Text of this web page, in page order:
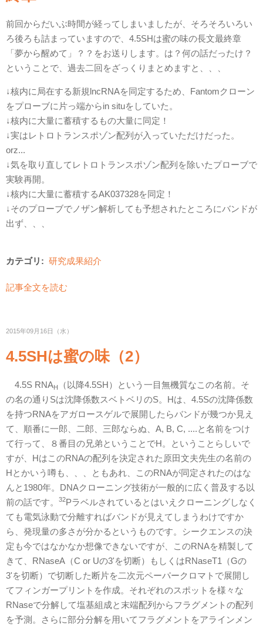
前回からだいぶ時間が経ってしまいましたが、そろそろいろい
ろ後ろも詰まっていますので、4.5SHは蜜の味の長文最終章
「夢から醒めて」？？をお送りします。は？何の話だったけ？
ということで、過去二回をざっくりまとめますと、、、
↓核内に局在する新規lncRNAを同定するため、Fantomクローン
をプローブに片っ端からin situをしていた。
↓核内に大量に蓄積するもの大量に同定！
↓実はレトロトランスポゾン配列が入っていただけだった。
orz...
↓気を取り直してレトロトランスポゾン配列を除いたプローブで
実験再開。
↓核内に大量に蓄積するAK037328を同定！
↓そのプローブでノザン解析しても予想されたところにバンドが
出ず、、、
カテゴリ: 研究成果紹介
記事全文を読む
2015年09月16日（水）
4.5SHは蜜の味（2）
4.5S RNAH
（以降4.5SH）という一目無機質なこの名前。そ
の名の通りSは沈降係数スベトベリのS。Hは、4.5Sの沈降係数
を持つRNAをアガロースゲルで展開したらバンドが幾つか見え
て、順番に一郎、二郎、三郎ならぬ、A, B, C, ....と名前をつけ
て行って、８番目の兄弟ということでH。ということらしいで
すが、HはこのRNAの配列を決定された原田文夫先生の名前の
Hとかいう噂も、、、ともあれ、このRNAが同定されたのはな
んと1980年。DNAクローニング技術が一般的に広く普及する以
前の話です。
32Pラベルされているとはいえクローニングしなく
ても電気泳動で分離すればバンドが見えてしまうわけですか
ら、発現量の多さが分かるというものです。シークエンスの決
定も今ではなかなか想像できないですが、このRNAを精製して
きて、RNaseA（C or Uの3'を切断）もしくはRNaseT1（Gの
3'を切断）で切断した断片を二次元ペーパークロマトで展開し
てフィンガープリントを作成。それぞれのスポットを様々な
RNaseで分解して塩基組成と末端配列からフラグメントの配列
を予測。さらに部分分解を用いてフラグメントをアラインメン